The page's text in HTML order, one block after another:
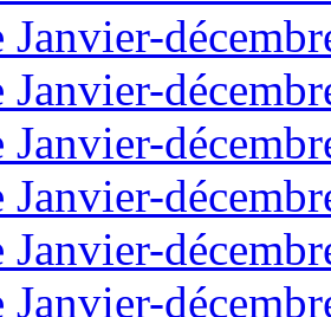
Janvier-
Janvier-
Janvier-
Janvier-
Janvier-
Janvier-